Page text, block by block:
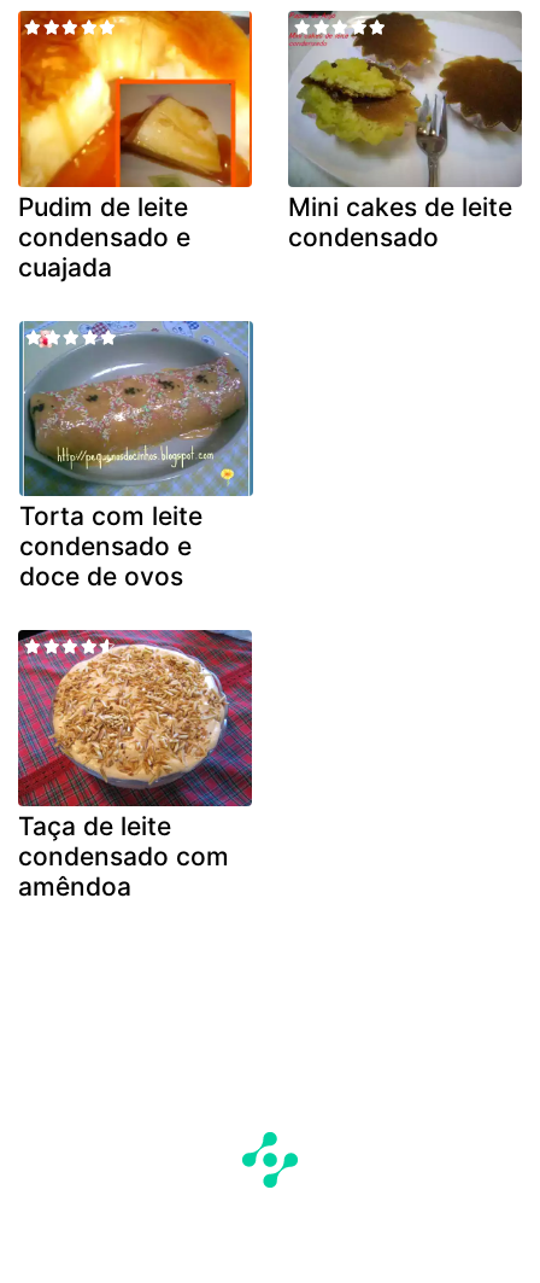
Pudim de leite
condensado e
cuajada
Mini cakes de leite
condensado
Torta com leite
condensado e
doce de ovos
Taça de leite
condensado com
amêndoa